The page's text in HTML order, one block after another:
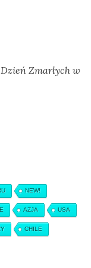
Zmarłych w
NEW!
AZJA USA
CHILE